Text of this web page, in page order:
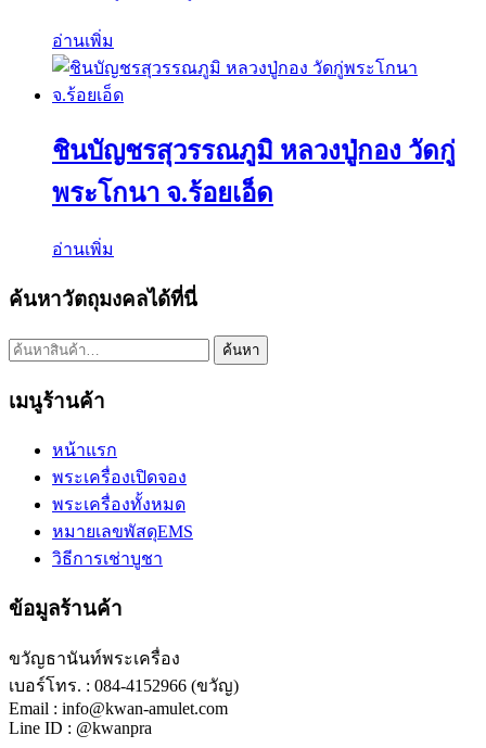
อ่านเพิ่ม
ชินบัญชรสุวรรณภูมิ หลวงปู่กอง วัดกู่
พระโกนา จ.ร้อยเอ็ด
อ่านเพิ่ม
ค้นหาวัตถุมงคลได้ที่นี่
ค้นหา: ค้นหา
เมนูร้านค้า
หน้าแรก
พระเครื่องเปิดจอง
พระเครื่องทั้งหมด
หมายเลขพัสดุEMS
วิธีการเช่าบูชา
ข้อมูลร้านค้า
ขวัญธานันท์พระเครื่อง
เบอร์โทร. : 084-4152966 (ขวัญ)
Email : info@kwan-amulet.com
Line ID : @kwanpra